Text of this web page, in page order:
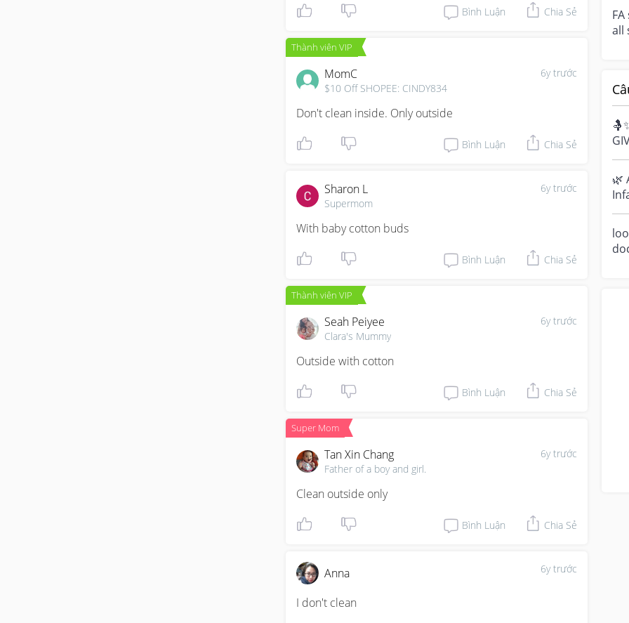
Bình Luận Chia Sẻ
Thành viên VIP
6y trước
MomC
$10 Off SHOPEE: CINDY834
Don't clean inside. Only outside
Bình Luận Chia Sẻ
6y trước
Sharon L
Supermom
With baby cotton buds
Bình Luận Chia Sẻ
Thành viên VIP
6y trước
Seah Peiyee
Clara's Mummy
Outside with cotton
Bình Luận Chia Sẻ
Super Mom
6y trước
Tan Xin Chang
Father of a boy and girl.
Clean outside only
Bình Luận Chia Sẻ
6y trước
Anna
I don't clean
all
🌿